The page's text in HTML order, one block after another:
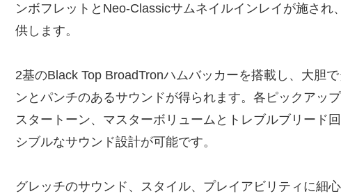
ンボフレットとNeo-Classicサムネイルインレイが施され
供します。
2基のBlack Top BroadTronハムバッカーを搭載し、大胆
ンとパンチのあるサウンドが得られます。各ピックアッ
スタートーン、マスターボリュームとトレブルブリード
シブルなサウンド設計が可能です。
グレッチのサウンド、スタイル、プレイアビリティに細